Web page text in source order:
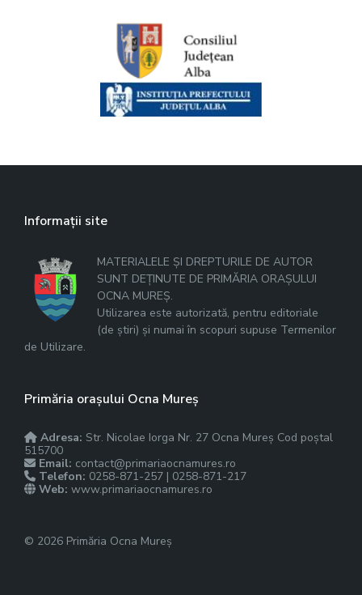
Informații site
MATERIALELE ȘI DREPTURILE DE AUTOR
SUNT DEȚINUTE DE PRIMĂRIA ORAȘULUI
OCNA MUREȘ.
Utilizarea este autorizată, pentru editoriale
(de știri) și numai în scopuri supuse Termenilor
de Utilizare.
Primăria orașului Ocna Mureș
Adresa: Str. Nicolae Iorga Nr. 27 Ocna Mureș Cod poștal
515700
Email: contact@primariaocnamures.ro
Telefon: 0258-871-257 | 0258-871-217
Web: www.primariaocnamures.ro
© 2026 Primăria Ocna Mureș